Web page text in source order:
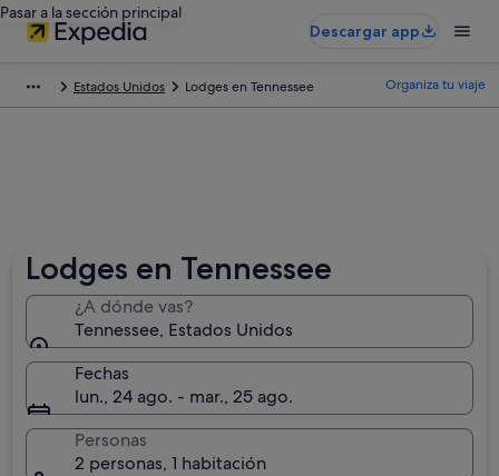
Pasar a la sección principal
Descargar app
Estados Unidos Lodges en Tennessee Organiza tu viaje
Lodges en Tennessee
¿A dónde vas?
Tennessee, Estados Unidos
Fechas
lun., 24 ago. - mar., 25 ago.
Personas
2 personas, 1 habitación